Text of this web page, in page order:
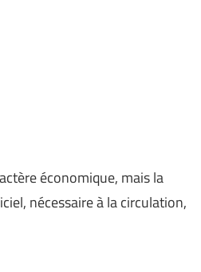
économique, mais la
nécessaire à la circulation,